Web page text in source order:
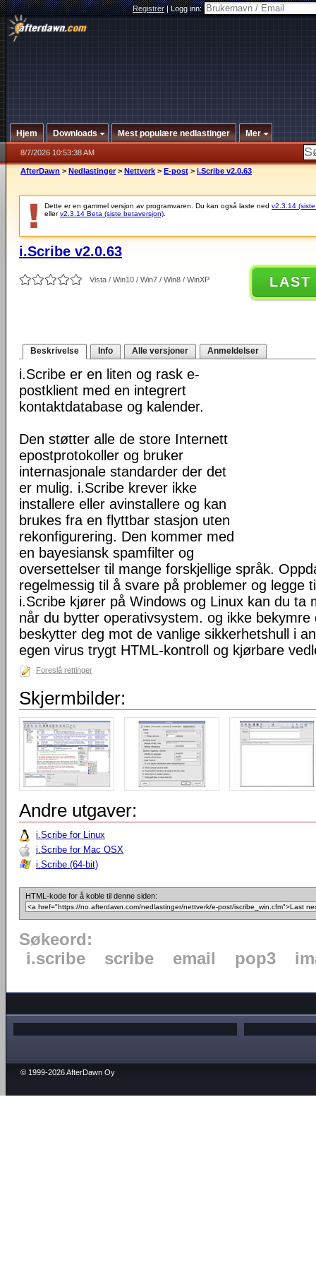
Registrer|Logg inn:
Hjem Downloads Mest populære nedlastinger Mer
8/7/2026 10:53:38 AM
AfterDawn > Nedlastinger > Nettverk > E-post > i.Scribe v2.0.63
Dette er en gammel versjon av programvaren. Du kan også laste ned v2.3.14
ellerv2.3.14 Beta (siste betaversjon)
i.Scribe v2.0.63
Vista / Win10 / Win7 / Win8 / WinXP LAST
Beskrivelse Info Alle versjoner Anmeldelser
i.Scribe er en liten og rask e-
postklient med en integrert
kontaktdatabase og kalender.
Den støtter alle de store Internett
epostprotokoller og bruker
internasjonale standarder der det
er mulig. i.Scribe krever ikke
installere eller avinstallere og kan
brukes fra en flyttbar stasjon uten
rekonfigurering. Den kommer med
en bayesiansk spamfilter og
oversettelser til mange forskjellige språk.
regelmessig til å svare på problemer og legge
i.Scribe kjører på Windows og Linux kan du ta
når du bytter operativsystem. og ikke
beskytter deg mot de vanlige sikkerhetshull i
egen virus trygt HTML-kontroll og kjørbare
Foreslå rettinger
Skjermbilder:
Andre utgaver:
i.Scribe for Linux
i.Scribe for Mac OSX
i.Scribe (64-bit)
HTML-kode for å koble til denne siden:
Søkeord:
i.scribe
scribe email pop3
© 1999-2026 AfterDawn Oy